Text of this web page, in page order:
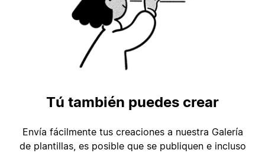
Tú también puedes crear
Envía fácilmente tus creaciones a nuestra Galería
de plantillas, es posible que se publiquen e incluso